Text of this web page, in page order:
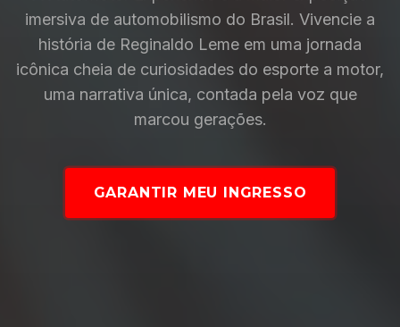
imersiva de automobilismo do Brasil. Vivencie a
história de Reginaldo Leme em uma jornada
icônica cheia de curiosidades do esporte a motor,
uma narrativa única, contada pela voz que
marcou gerações.
GARANTIR MEU INGRESSO